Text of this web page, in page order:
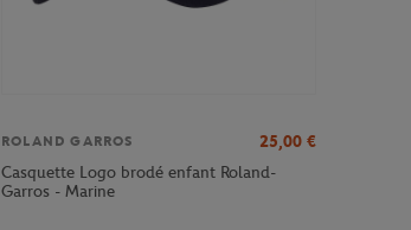
ROLAND GARROS 25,00 €
Casquette Logo brodé enfant Roland-
Garros - Marine